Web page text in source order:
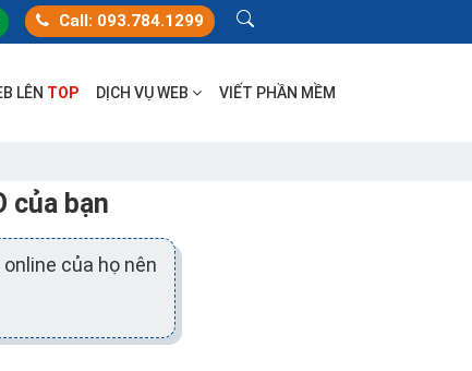
Call: 093.784.1299
LÊN TOP DỊCH VỤ WEB VIẾT PHẦN MỀM
của bạn
của họ nên